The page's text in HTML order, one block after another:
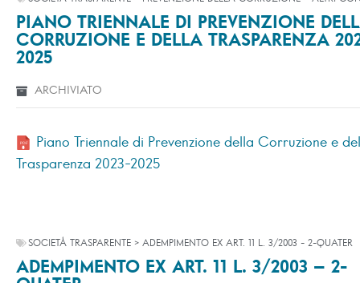
PIANO TRIENNALE DI PREVENZIONE
CORRUZIONE E DELLA TRASPARENZA
2025
ARCHIVIATO
Piano Triennale di Prevenzione della Corruzione e
Trasparenza 2023-2025
SOCIETÀ TRASPARENTE > ADEMPIMENTO EX ART. 11 L. 3/2003 - 2-QUATER
ADEMPIMENTO EX ART. 11 L. 3/2003 – 2-